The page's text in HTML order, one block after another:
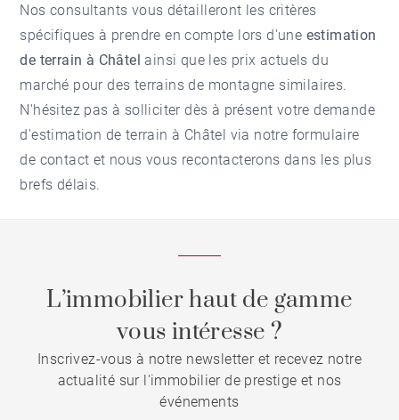
Nos consultants vous détailleront les critères
spécifiques à prendre en compte lors d'une estimation
de terrain à Châtel ainsi que les prix actuels du
marché pour des terrains de montagne similaires.
N'hésitez pas à solliciter dès à présent votre demande
d'estimation de terrain à Châtel via notre formulaire
de contact et nous vous recontacterons dans les plus
brefs délais.
L’immobilier haut de gamme
vous intéresse ?
Inscrivez-vous à notre newsletter et recevez notre
actualité sur l'immobilier de prestige et nos
événements